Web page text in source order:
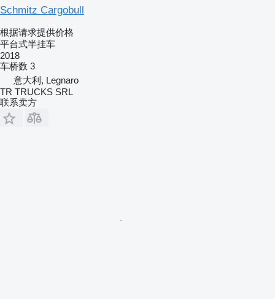
Schmitz Cargobull
根据请求提供价格
平台式半挂车
2018
车桥数 3
意大利, Legnaro
TR TRUCKS SRL
联系卖方